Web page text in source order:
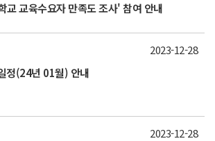
교 교육수요자 만족도 조사' 참여 안내
정(24년 01월) 안내
2023-12-28
2023-12-28